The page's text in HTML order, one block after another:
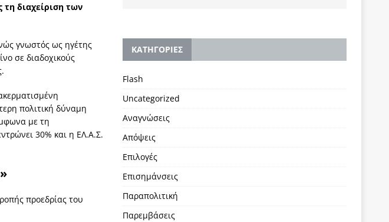
διαχείριση των
γνωστός ως ηγέτης
σε διαδοχικούς
πολιτική δύναμη
με τη
30% και η ΕΛ.Α.Σ.
προεδρίας του
KΑΤΗΓΟΡΙΕΣ
Flash
Uncategorized
Αναγνώσεις
Απόψεις
Επιλογές
Επισημάνσεις
Παραπολιτική
Παρεμβάσεις